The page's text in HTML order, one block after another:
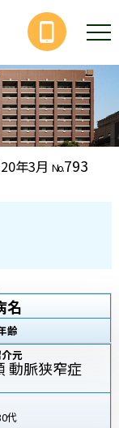
年3月 No.793
名
齢
元
動脈狭窄症
代